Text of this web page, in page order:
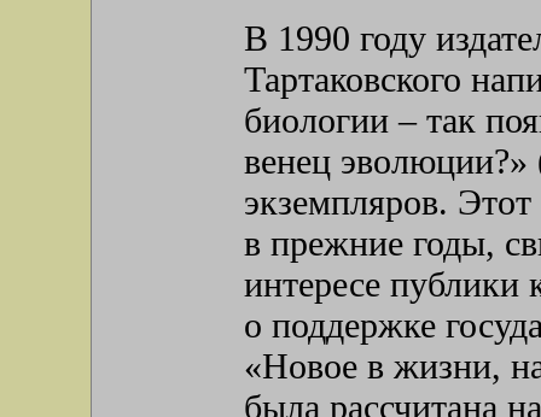
В 1990 году
Тартаковского
биологии – так
венец
экземпляров.
в прежние годы,
интересе публики
о поддержке
«Новое в жизни,
была рассчитана